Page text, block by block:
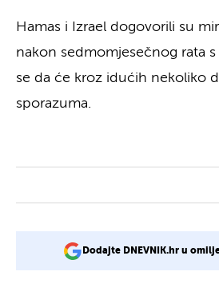
Hamas i Izrael dogovorili su
nakon sedmomjesečnog rata
se da će kroz idućih nekoliko
sporazuma.
Dodajte DNEVNIK.hr u